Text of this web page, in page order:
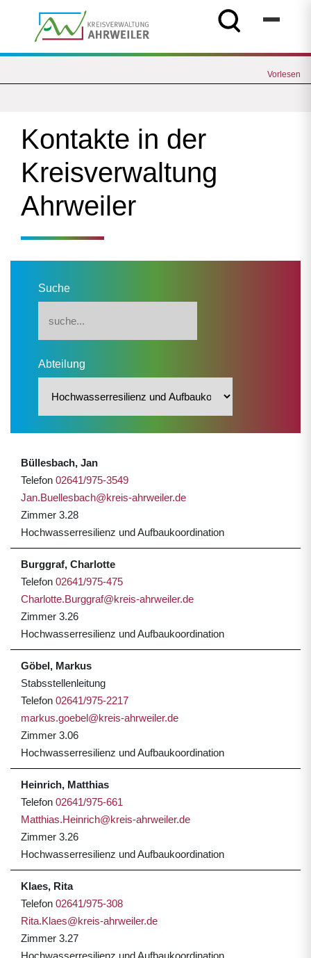
Vorlesen
Kontakte in der
Kreisverwaltung
Ahrweiler
Suche
Abteilung
Büllesbach, Jan
Telefon 02641/975-3549
Jan.Buellesbach@kreis-ahrweiler.de
Zimmer 3.28
Hochwasserresilienz und Aufbaukoordination
Burggraf, Charlotte
Telefon 02641/975-475
Charlotte.Burggraf@kreis-ahrweiler.de
Zimmer 3.26
Hochwasserresilienz und Aufbaukoordination
Göbel, Markus
Stabsstellenleitung
Telefon 02641/975-2217
markus.goebel@kreis-ahrweiler.de
Zimmer 3.06
Hochwasserresilienz und Aufbaukoordination
Heinrich, Matthias
Telefon 02641/975-661
Matthias.Heinrich@kreis-ahrweiler.de
Zimmer 3.26
Hochwasserresilienz und Aufbaukoordination
Klaes, Rita
Telefon 02641/975-308
Rita.Klaes@kreis-ahrweiler.de
Zimmer 3.27
Hochwasserresilienz und Aufbaukoordination